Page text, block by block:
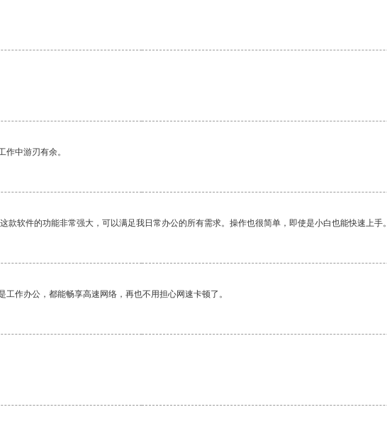
中游刃有余。
软件的功能非常强大，可以满足我日常办公的所有需求。操作也很简单，即使是小白也能快速上手。
作办公，都能畅享高速网络，再也不用担心网速卡顿了。